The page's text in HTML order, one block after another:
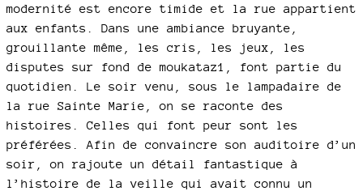
modernité est encore timide et la rue appartient
aux enfants. Dans une ambiance bruyante,
grouillante même, les cris, les jeux, les
disputes sur fond de moukataz1, font partie du
quotidien. Le soir venu, sous le lampadaire de
la rue Sainte Marie, on se raconte des
histoires. Celles qui font peur sont les
préférées. Afin de convaincre son auditoire d’un
soir, on rajoute un détail fantastique à
l’histoire de la veille qui avait connu un